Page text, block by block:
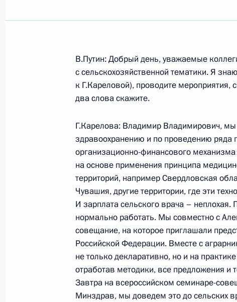
27 января 2004 года, вторник
Выступление на заседании
27 января 2004 года, 22:30 Санкт-Петербург
Выступление на собрании ветеранов
войны, посвященном 60-летию
Ленинграда
27 января 2004 года, 20:47 Санкт-Петербург
Заключительное слово на заседании
«О мерах по улучшению социального
27 января 2004 года, 18:45
В.Путин: Добрый день, уважаемые
с сельскохозяйственной тематики. Я
к Г.Кареловой), проводите
два слова скажите.
Г.Карелова: Владимир Владимирович, мы
здравоохранению и по проведению ряда
организационно-финансового
на основе применения принципа
территорий, например Свердловская
Чувашия, другие территории, где эти
И зарплата сельского врача –
нормально работать. Мы совместно с
совещание, на которое приглашали
Российской Федерации. Вместе с
не только декларативно, но и на
отработав методики, все предложения и
Завтра на всероссийском семинаре-
Минздрав, мы доведем это до сельских